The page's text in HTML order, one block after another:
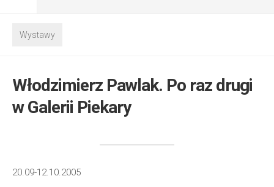
Wystawy
Włodzimierz Pawlak. Po raz drugi
w Galerii Piekary
20.09-12.10.2005